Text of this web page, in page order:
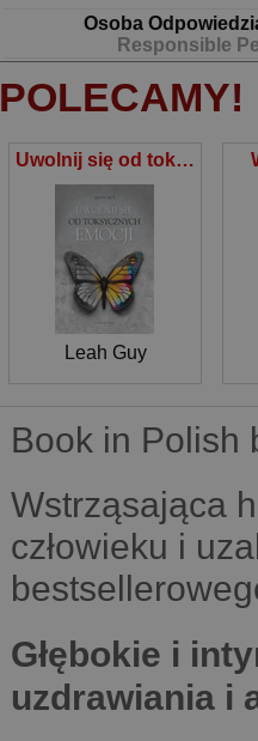
Osoba
Responsible
POLECAMY!
Uwolnij się od toksycznych emocji
Leah Guy
Book in Polish
Wstrząsająca
człowieku i
Głębokie i
uzdrawiania i